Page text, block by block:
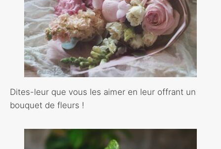
Dites-leur que vous les aimer en leur offrant un
bouquet de fleurs !